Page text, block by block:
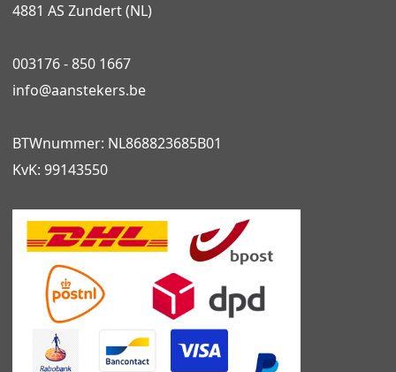
4881 AS Zundert (NL)
003176 - 850 1667
info@aanstekers.be
BTWnummer: NL868823685B01
KvK: 99143550